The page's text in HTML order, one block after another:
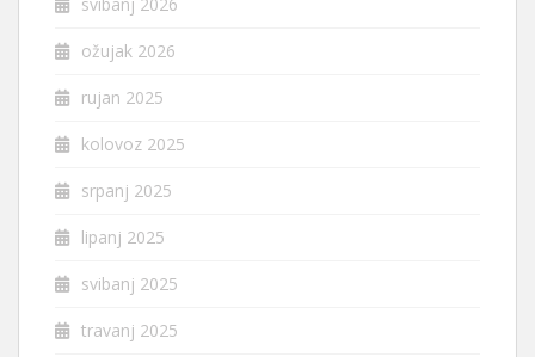
ožujak 2026
rujan 2025
kolovoz 2025
srpanj 2025
lipanj 2025
svibanj 2025
travanj 2025